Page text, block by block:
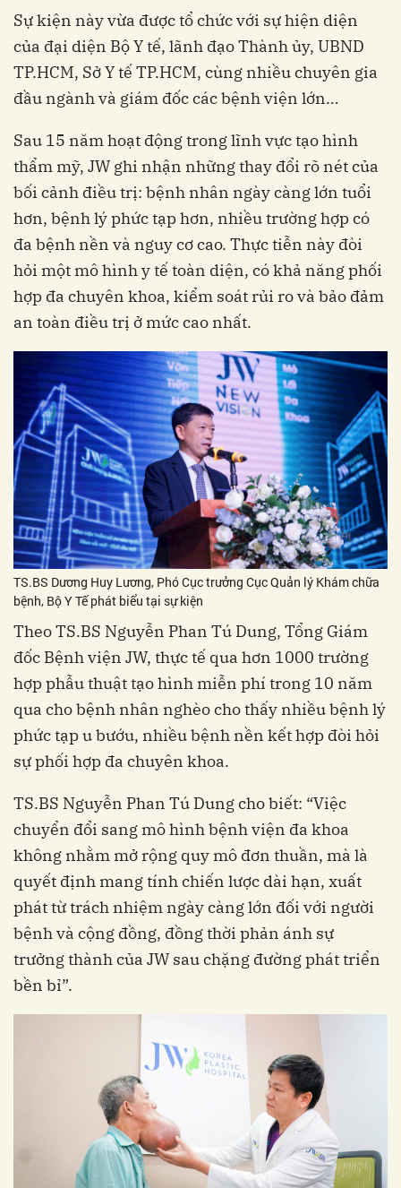
Sự kiện này vừa được tổ chức với sự hiện diện
của đại diện Bộ Y tế, lãnh đạo Thành ủy, UBND
TP.HCM, Sở Y tế TP.HCM, cùng nhiều chuyên gia
đầu ngành và giám đốc các bệnh viện lớn…
Sau 15 năm hoạt động trong lĩnh vực tạo hình
thẩm mỹ, JW ghi nhận những thay đổi rõ nét của
bối cảnh điều trị: bệnh nhân ngày càng lớn tuổi
hơn, bệnh lý phức tạp hơn, nhiều trường hợp có
đa bệnh nền và nguy cơ cao. Thực tiễn này đòi
hỏi một mô hình y tế toàn diện, có khả năng phối
hợp đa chuyên khoa, kiểm soát rủi ro và bảo đảm
an toàn điều trị ở mức cao nhất.
TS.BS Dương Huy Lương, Phó Cục trưởng Cục Quản lý Khám chữa
bệnh, Bộ Y Tế phát biểu tại sự kiện
Theo TS.BS Nguyễn Phan Tú Dung, Tổng Giám
đốc Bệnh viện JW, thực tế qua hơn 1000 trường
hợp phẫu thuật tạo hình miễn phí trong 10 năm
qua cho bệnh nhân nghèo cho thấy nhiều bệnh lý
phức tạp u bướu, nhiều bệnh nền kết hợp đòi hỏi
sự phối hợp đa chuyên khoa.
TS.BS Nguyễn Phan Tú Dung cho biết: “Việc
chuyển đổi sang mô hình bệnh viện đa khoa
không nhằm mở rộng quy mô đơn thuần, mà là
quyết định mang tính chiến lược dài hạn, xuất
phát từ trách nhiệm ngày càng lớn đối với người
bệnh và cộng đồng, đồng thời phản ánh sự
trưởng thành của JW sau chặng đường phát triển
bền bỉ”.